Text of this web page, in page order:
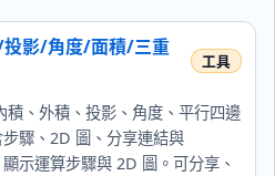
影/角度/面積/三重
、外積、投影、角度、平行四邊
驟、2D 圖、分享連結與
示運算步驟與 2D 圖。可分享、